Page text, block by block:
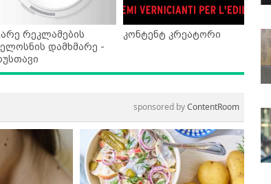
რეკლამების
დამხმარე -
კონტენტ კრეატორი
sponsored byContentRoom